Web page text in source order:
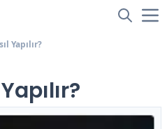
Yapılır?